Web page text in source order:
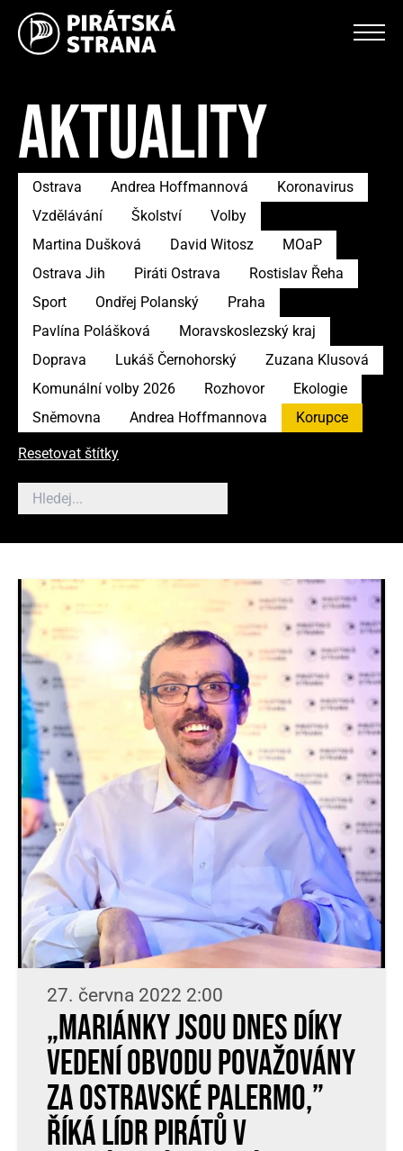
AKTUALITY
Ostrava Andrea Hoffmannová
Koronavirus
Vzdělávání
Školství
Volby
Martina Dušková
David Witosz
MOaP
Ostrava Jih
Piráti Ostrava
Rostislav Řeha
Sport
Ondřej Polanský
Praha
Pavlína Polášková
Moravskoslezský kraj
Doprava
Lukáš Černohorský
Zuzana Klusová
Komunální volby 2026
Rozhovor
Ekologie
Sněmovna
Andrea Hoffmannova Korupce
Resetovat štítky
27. června 2022 2:00
„Mariánky jsou dnes díky
vedení obvodu považovány
za ostravské Palermo,”
říká lídr Pirátů v